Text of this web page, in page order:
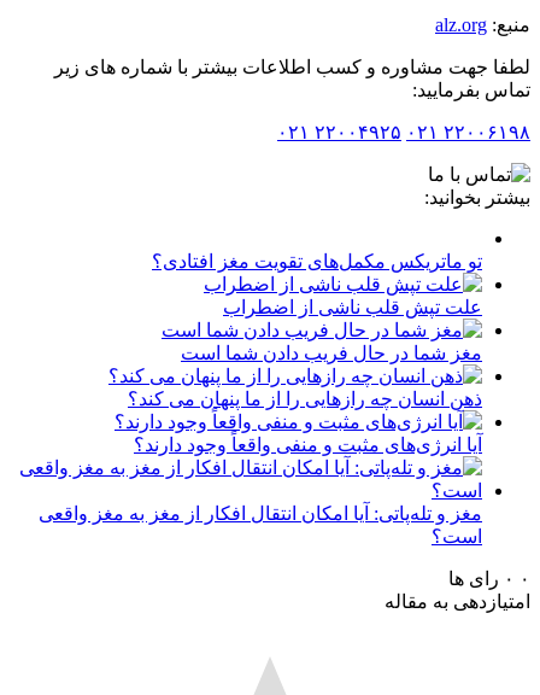
alz.org
جهت مشاوره و کسب اطلاعات بیشتر با شماره های زیر
بفرمایید:
۰۲۱ ۲۲۰۰۴۹۲۵ ۰۲۱
بخوانید:
تو ماتریکس مکمل‌های تقویت مغز افتادی؟
علت تپش قلب ناشی از اضطراب
مغز شما در حال فریب دادن شما است
ذهن انسان چه رازهایی را از ما پنهان می کند؟
آیا انرژی‌های مثبت و منفی واقعاً وجود دارند؟
مغز و تله‌پاتی: آیا امکان انتقال افکار از مغز به مغز واقعی
است؟
رای ها
به مقاله